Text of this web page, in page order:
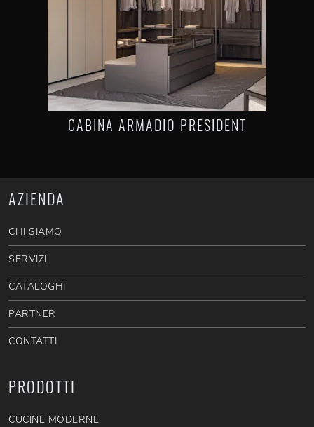
CABINA ARMADIO PRESIDENT
AZIENDA
CHI SIAMO
SERVIZI
CATALOGHI
PARTNER
CONTATTI
PRODOTTI
CUCINE MODERNE